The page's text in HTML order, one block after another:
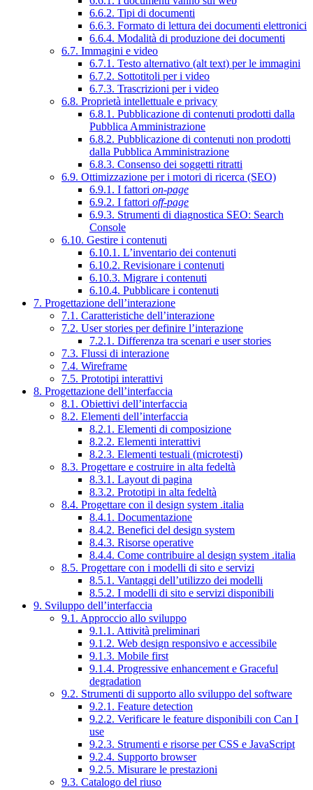
6.6.2. Tipi di documenti
6.6.3. Formato di lettura dei documenti elettronici
6.6.4. Modalità di produzione dei documenti
6.7. Immagini e video
6.7.1. Testo alternativo (alt text) per le immagini
6.7.2. Sottotitoli per i video
6.7.3. Trascrizioni per i video
6.8. Proprietà intellettuale e privacy
6.8.1. Pubblicazione di contenuti prodotti dalla
Pubblica Amministrazione
6.8.2. Pubblicazione di contenuti non prodotti
dalla Pubblica Amministrazione
6.8.3. Consenso dei soggetti ritratti
6.9. Ottimizzazione per i motori di ricerca (SEO)
6.9.1. I fattori on-page
6.9.2. I fattori off-page
6.9.3. Strumenti di diagnostica SEO: Search
Console
6.10. Gestire i contenuti
6.10.1. L’inventario dei contenuti
6.10.2. Revisionare i contenuti
6.10.3. Migrare i contenuti
6.10.4. Pubblicare i contenuti
7. Progettazione dell’interazione
7.1. Caratteristiche dell’interazione
7.2. User stories per definire l’interazione
7.2.1. Differenza tra scenari e user stories
7.3. Flussi di interazione
7.4. Wireframe
7.5. Prototipi interattivi
8. Progettazione dell’interfaccia
8.1. Obiettivi dell’interfaccia
8.2. Elementi dell’interfaccia
8.2.1. Elementi di composizione
8.2.2. Elementi interattivi
8.2.3. Elementi testuali (microtesti)
8.3. Progettare e costruire in alta fedeltà
8.3.1. Layout di pagina
8.3.2. Prototipi in alta fedeltà
8.4. Progettare con il design system .italia
8.4.1. Documentazione
8.4.2. Benefici del design system
8.4.3. Risorse operative
8.4.4. Come contribuire al design system .italia
8.5. Progettare con i modelli di sito e servizi
8.5.1. Vantaggi dell’utilizzo dei modelli
8.5.2. I modelli di sito e servizi disponibili
9. Sviluppo dell’interfaccia
9.1. Approccio allo sviluppo
9.1.1. Attività preliminari
9.1.2. Web design responsivo e accessibile
9.1.3. Mobile first
9.1.4. Progressive enhancement e Graceful
degradation
9.2. Strumenti di supporto allo sviluppo del software
9.2.1. Feature detection
9.2.2. Verificare le feature disponibili con Can I
use
9.2.3. Strumenti e risorse per CSS e JavaScript
9.2.4. Supporto browser
9.2.5. Misurare le prestazioni
9.3. Catalogo del riuso